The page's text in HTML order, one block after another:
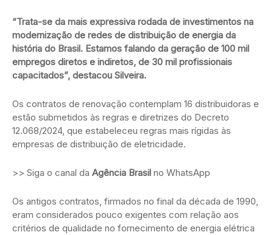
“Trata-se da mais expressiva rodada de investimentos na
modernização de redes de distribuição de energia da
história do Brasil. Estamos falando da geração de 100 mil
empregos diretos e indiretos, de 30 mil profissionais
capacitados”, destacou Silveira.
Os contratos de renovação contemplam 16 distribuidoras e
estão submetidos às regras e diretrizes do Decreto
12.068/2024, que estabeleceu regras mais rígidas às
empresas de distribuição de eletricidade.
>> Siga o canal da Agência Brasil no WhatsApp
Os antigos contratos, firmados no final da década de 1990,
eram considerados pouco exigentes com relação aos
critérios de qualidade no fornecimento de energia elétrica